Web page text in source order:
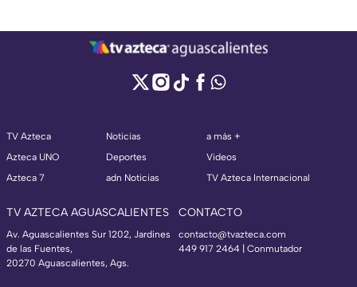
TV Azteca
Azteca UNO
Azteca 7
Noticias
Deportes
adn Noticias
a más +
Videos
TV Azteca Internacional
TV AZTECA AGUASCALIENTES
Av. Aguascalientes Sur 1202, Jardines
de las Fuentes,
20270 Aguascalientes, Ags.
CONTACTO
contacto@tvazteca.com
449 917 2464 | Conmutador